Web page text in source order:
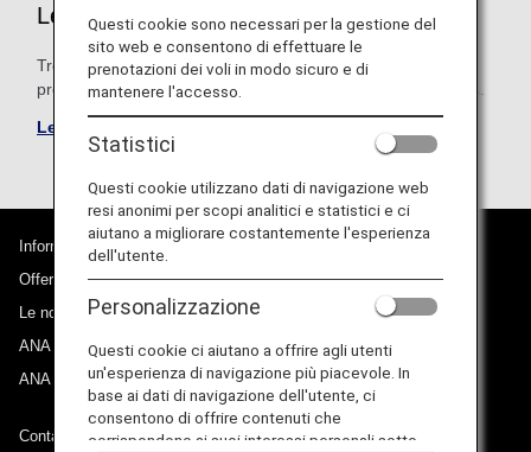
Le mie prenotazioni
Trova rapidamente i prossimi voli. Ricerca per numero di
prenotazione, numero del biglietto elettronico o codice ANA.
Le mie prenotazioni
Informazioni su ANA
Offerte e annunci
Le nostre destinazioni
ANA Experience
ANA Mileage Club
Contatti ANA
Questi cookie sono necessari per la gestione del
sito web e consentono di effettuare le
prenotazioni dei voli in modo sicuro e di
mantenere l'accesso.
Statistici
Questi cookie utilizzano dati di navigazione web
resi anonimi per scopi analitici e statistici e ci
aiutano a migliorare costantemente l'esperienza
dell'utente.
Personalizzazione
Questi cookie ci aiutano a offrire agli utenti
un'esperienza di navigazione più piacevole. In
base ai dati di navigazione dell'utente, ci
consentono di offrire contenuti che
corrispondono ai suoi interessi personali sotto